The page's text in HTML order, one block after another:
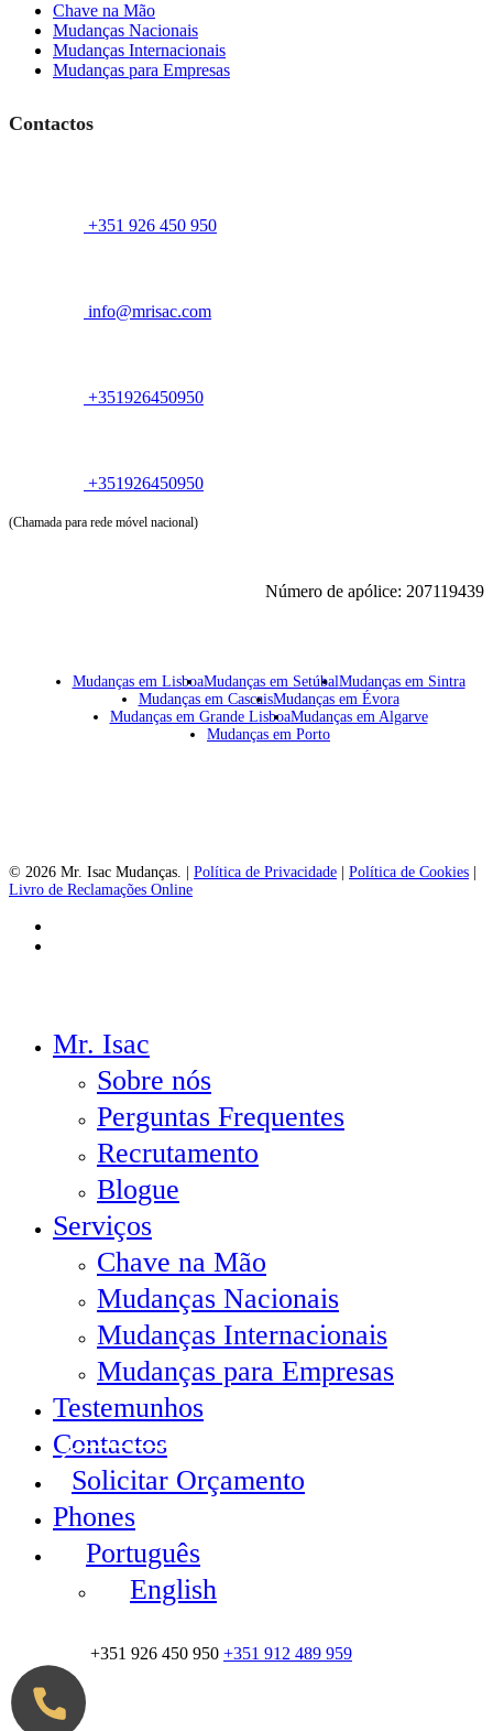
Chave na Mão
Mudanças Nacionais
Mudanças Internacionais
Mudanças para Empresas
Contactos
+351 926 450 950
info@mrisac.com
+351926450950
+351926450950
(Chamada para rede móvel nacional)
Número de apólice: 207119439
Mudanças em LisboaMudanças em SetúbalMudanças em Sintra
Mudanças em CascaisMudanças em Évora
Mudanças em Grande LisboaMudanças em Algarve
Mudanças em Porto
© 2026 Mr. Isac Mudanças. | Política de Privacidade Política de Cookies
Livro de Reclamações Online
Menu
Mr. Isac
Sobre nós
Perguntas Frequentes
Recrutamento
Blogue
Serviços
Chave na Mão
Mudanças Nacionais
Mudanças Internacionais
Mudanças para Empresas
Testemunhos
Contactos
Solicitar Orçamento
Phones
Português
English
+351 926 450 950 +351 912 489 959